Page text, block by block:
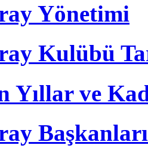
Yönetimi
Kulübü
Yıllar ve
Başkanları